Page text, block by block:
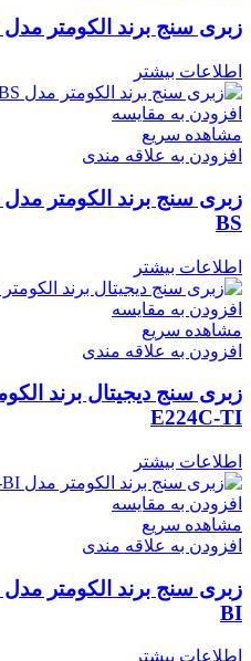
زبری سنج برند الکومتر مدل ELCOMETER 7061
اطلاعات بیشتر
افزودن به مقایسه
مشاهده سریع
افزودن به علاقه مندی
BS
اطلاعات بیشتر
افزودن به مقایسه
مشاهده سریع
افزودن به علاقه مندی
E224C-TI
اطلاعات بیشتر
افزودن به مقایسه
مشاهده سریع
افزودن به علاقه مندی
BI
اطلاعات بیشتر